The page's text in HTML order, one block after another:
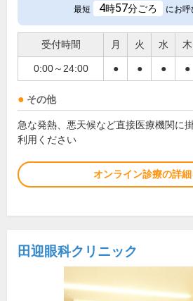
最短 4時57分ごろ にお
受付時間 月 火 水 木
0:00～24:00 ● ● ● ●
その他
急な発熱、悪天候など直接医療機関に
利用ください
オンライン診療の詳
田迎眼科クリニック